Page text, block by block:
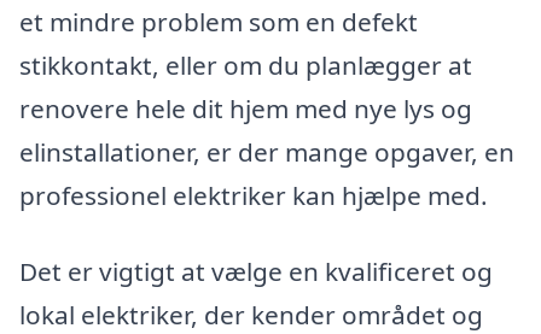
et mindre problem som en defekt
stikkontakt, eller om du planlægger at
renovere hele dit hjem med nye lys og
elinstallationer, er der mange opgaver, en
professionel elektriker kan hjælpe med.
Det er vigtigt at vælge en kvalificeret og
lokal elektriker, der kender området og